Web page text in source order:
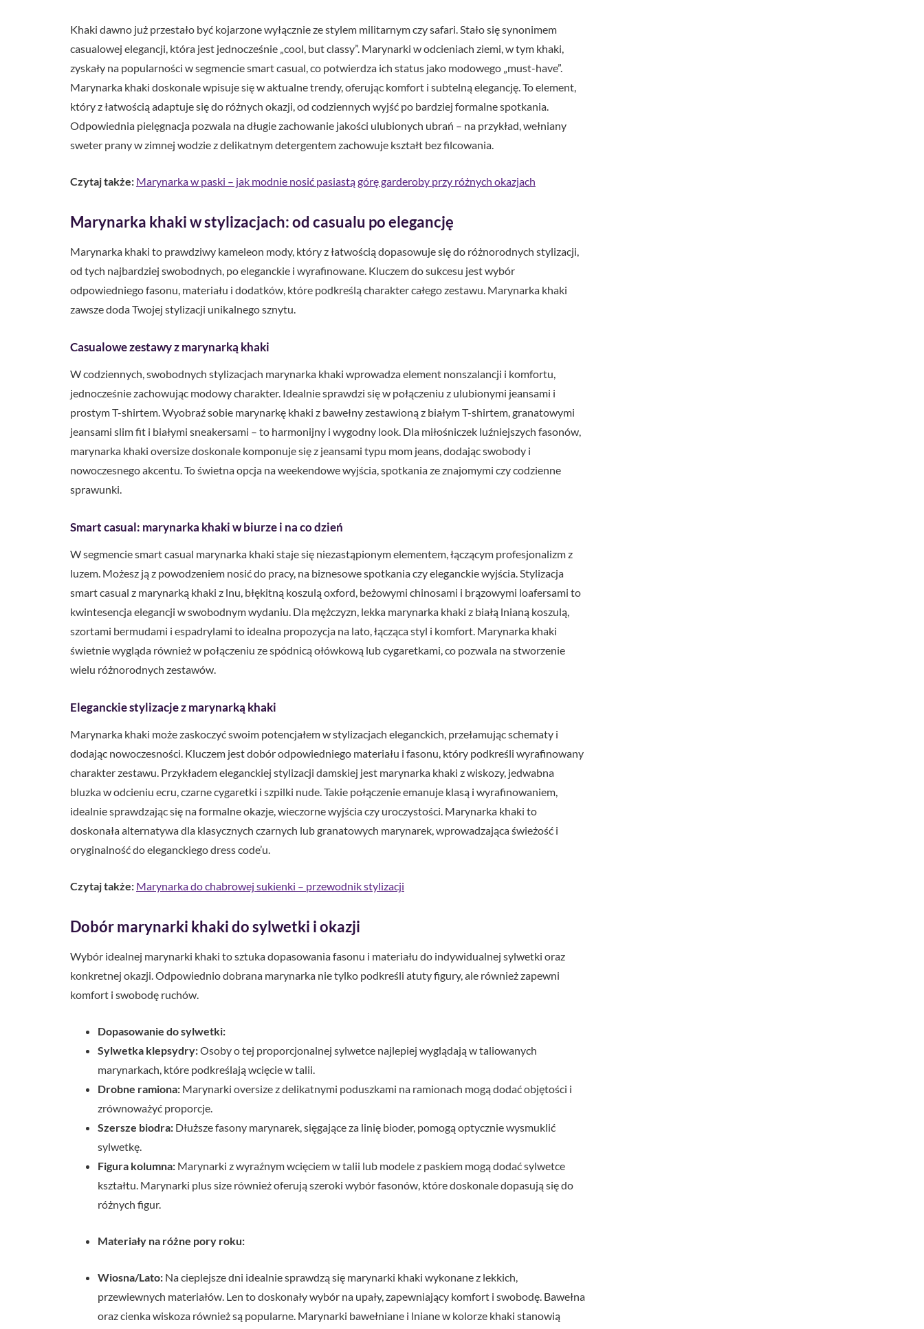
Khaki dawno już przestało być kojarzone wyłącznie ze stylem militarnym czy safari. Stało się synonimem
casualowej elegancji, która jest jednocześnie „cool, but classy”. Marynarki w odcieniach ziemi, w tym khaki,
zyskały na popularności w segmencie smart casual, co potwierdza ich status jako modowego „must-have”.
Marynarka khaki doskonale wpisuje się w aktualne trendy, oferując komfort i subtelną elegancję. To element,
który z łatwością adaptuje się do różnych okazji, od codziennych wyjść po bardziej formalne spotkania.
Odpowiednia pielęgnacja pozwala na długie zachowanie jakości ulubionych ubrań – na przykład, wełniany
sweter prany w zimnej wodzie z delikatnym detergentem zachowuje kształt bez filcowania.
Czytaj także: Marynarka w paski – jak modnie nosić pasiastą górę garderoby przy różnych okazjach
Marynarka khaki w stylizacjach: od casualu po elegancję
Marynarka khaki to prawdziwy kameleon mody, który z łatwością dopasowuje się do różnorodnych stylizacji,
od tych najbardziej swobodnych, po eleganckie i wyrafinowane. Kluczem do sukcesu jest wybór
odpowiedniego fasonu, materiału i dodatków, które podkreślą charakter całego zestawu. Marynarka khaki
zawsze doda Twojej stylizacji unikalnego sznytu.
Casualowe zestawy z marynarką khaki
W codziennych, swobodnych stylizacjach marynarka khaki wprowadza element nonszalancji i komfortu,
jednocześnie zachowując modowy charakter. Idealnie sprawdzi się w połączeniu z ulubionymi jeansami i
prostym T-shirtem. Wyobraź sobie marynarkę khaki z bawełny zestawioną z białym T-shirtem, granatowymi
jeansami slim fit i białymi sneakersami – to harmonijny i wygodny look. Dla miłośniczek luźniejszych fasonów,
marynarka khaki oversize doskonale komponuje się z jeansami typu mom jeans, dodając swobody i
nowoczesnego akcentu. To świetna opcja na weekendowe wyjścia, spotkania ze znajomymi czy codzienne
sprawunki.
Smart casual: marynarka khaki w biurze i na co dzień
W segmencie smart casual marynarka khaki staje się niezastąpionym elementem, łączącym profesjonalizm z
luzem. Możesz ją z powodzeniem nosić do pracy, na biznesowe spotkania czy eleganckie wyjścia. Stylizacja
smart casual z marynarką khaki z lnu, błękitną koszulą oxford, beżowymi chinosami i brązowymi loafersami to
kwintesencja elegancji w swobodnym wydaniu. Dla mężczyzn, lekka marynarka khaki z białą lnianą koszulą,
szortami bermudami i espadrylami to idealna propozycja na lato, łącząca styl i komfort. Marynarka khaki
świetnie wygląda również w połączeniu ze spódnicą ołówkową lub cygaretkami, co pozwala na stworzenie
wielu różnorodnych zestawów.
Eleganckie stylizacje z marynarką khaki
Marynarka khaki może zaskoczyć swoim potencjałem w stylizacjach eleganckich, przełamując schematy i
dodając nowoczesności. Kluczem jest dobór odpowiedniego materiału i fasonu, który podkreśli wyrafinowany
charakter zestawu. Przykładem eleganckiej stylizacji damskiej jest marynarka khaki z wiskozy, jedwabna
bluzka w odcieniu ecru, czarne cygaretki i szpilki nude. Takie połączenie emanuje klasą i wyrafinowaniem,
idealnie sprawdzając się na formalne okazje, wieczorne wyjścia czy uroczystości. Marynarka khaki to
doskonała alternatywa dla klasycznych czarnych lub granatowych marynarek, wprowadzająca świeżość i
oryginalność do eleganckiego dress code’u.
Czytaj także: Marynarka do chabrowej sukienki – przewodnik stylizacji
Dobór marynarki khaki do sylwetki i okazji
Wybór idealnej marynarki khaki to sztuka dopasowania fasonu i materiału do indywidualnej sylwetki oraz
konkretnej okazji. Odpowiednio dobrana marynarka nie tylko podkreśli atuty figury, ale również zapewni
komfort i swobodę ruchów.
Dopasowanie do sylwetki:
Sylwetka klepsydry:Osoby o tej proporcjonalnej sylwetce najlepiej wyglądają w taliowanych
marynarkach, które podkreślają wcięcie w talii.
Drobne ramiona: Marynarki oversize z delikatnymi poduszkami na ramionach mogą dodać objętości i
zrównoważyć proporcje.
Szersze biodra: Dłuższe fasony marynarek, sięgające za linię bioder, pomogą optycznie wysmuklić
sylwetkę.
Figura kolumna: Marynarki z wyraźnym wcięciem w talii lub modele z paskiem mogą dodać sylwetce
kształtu. Marynarki plus size również oferują szeroki wybór fasonów, które doskonale dopasują się do
różnych figur.
Materiały na różne pory roku:
Wiosna/Lato: Na cieplejsze dni idealnie sprawdzą się marynarki khaki wykonane z lekkich,
przewiewnych materiałów. Len to doskonały wybór na upały, zapewniający komfort i swobodę. Bawełna
oraz cienka wiskoza również są popularne. Marynarki bawełniane i lniane w kolorze khaki stanowią